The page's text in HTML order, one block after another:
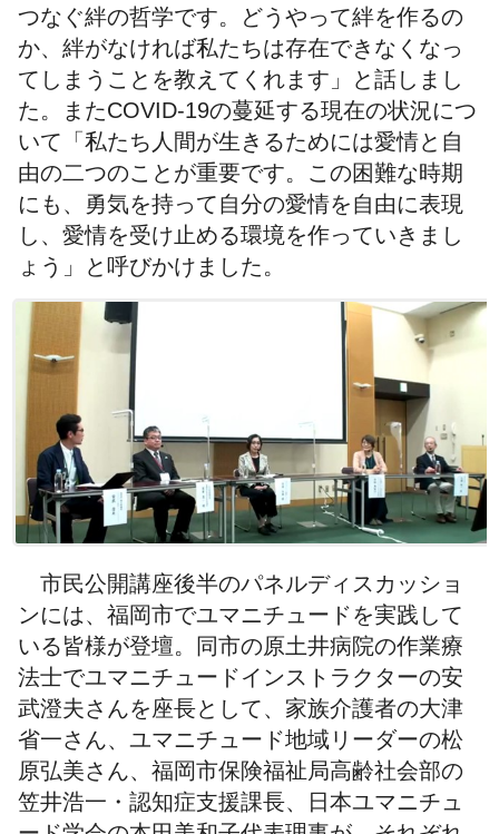
つなぐ絆の哲学です。どうやって絆を作るの
か、絆がなければ私たちは存在できなくなっ
てしまうことを教えてくれます」と話しまし
た。またCOVID-19の蔓延する現在の状況につ
いて「私たち人間が生きるためには愛情と自
由の二つのことが重要です。この困難な時期
にも、勇気を持って自分の愛情を自由に表現
し、愛情を受け止める環境を作っていきまし
ょう」と呼びかけました。
市民公開講座後半のパネルディスカッショ
ンには、福岡市でユマニチュードを実践して
いる皆様が登壇。同市の原土井病院の作業療
法士でユマニチュードインストラクターの安
武澄夫さんを座長として、家族介護者の大津
省一さん、ユマニチュード地域リーダーの松
原弘美さん、福岡市保険福祉局高齢社会部の
笠井浩一・認知症支援課長、日本ユマニチュ